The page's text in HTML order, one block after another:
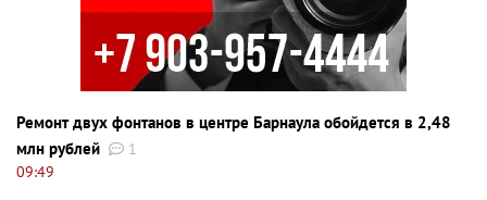
Ремонт двух фонтанов в центре Барнаула обойдется в 2,48
млн рублей
1
09:49